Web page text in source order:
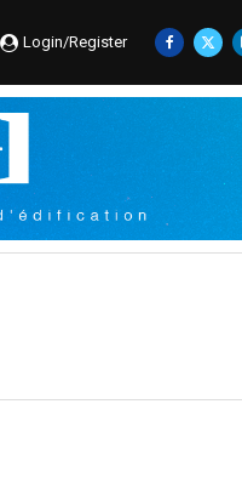
Login/Register